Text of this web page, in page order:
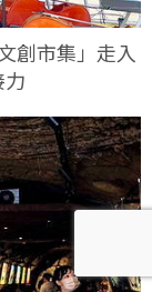
創市集」走入